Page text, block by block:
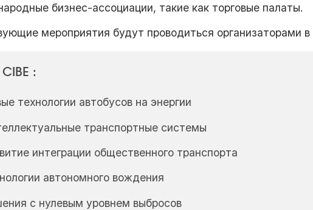
бизнес-ассоциации, такие как торговые палаты.
мероприятия будут проводиться организаторами в
:
технологии автобусов на энергии
транспортные системы
интеграции общественного транспорта
автономного вождения
с нулевым уровнем выбросов